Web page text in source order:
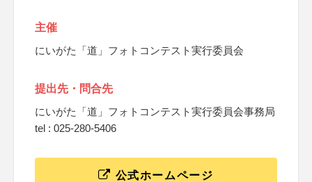
主催
にいがた「道」フォトコンテスト実行委員会
提出先・問合先
にいがた「道」フォトコンテスト実行委員会事務局
tel : 025-280-5406
公式ホームページ